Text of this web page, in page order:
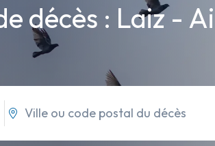
décès : Laiz -